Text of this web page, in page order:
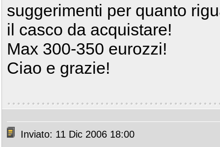
suggerimenti per quanto
il casco da acquistare!
Max 300-350 eurozzi!
Ciao e grazie!
Inviato: 11 Dic 2006 18:00